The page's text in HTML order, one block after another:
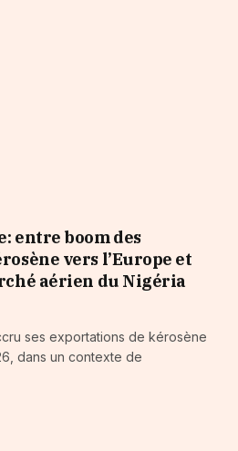
entre boom des
vers l’Europe et
aérien du Nigéria
ses exportations de kérosène
dans un contexte de